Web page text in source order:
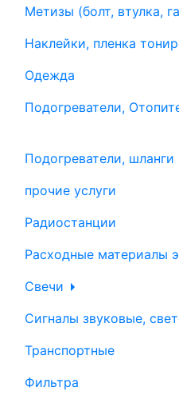
Метизы (болт, втулка,
Наклейки, пленка
Одежда
Подогреватели,
Подогреватели, шланги
прочие услуги
Радиостанции
Расходные материалы
Свечи
Сигналы звуковые,
Транспортные
Фильтра